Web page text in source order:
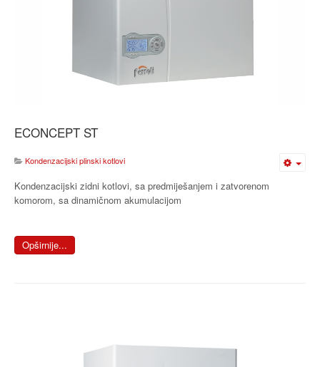
ECONCEPT ST
Kondenzacijski plinski kotlovi
Kondenzacijski zidni kotlovi, sa predmiješanjem i zatvorenom
komorom, sa dinamičnom akumulacijom
Opširnije...